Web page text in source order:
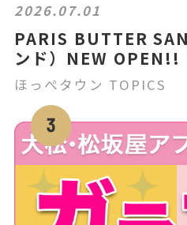
2026.07.01
PARIS BUTTER
ンド）NEW OPEN!!
ほっぺタウン TOPICS